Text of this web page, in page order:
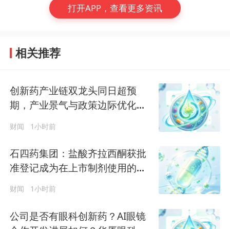
打开APP，查看更多资讯
相关推荐
创新药产业链双龙头同日超预
期，产业景气与政策边际优化三
浪叠加，板块配置窗口显现
财闻 1小时前
石四药集团：盐酸齐拉西酮获批
准登记成为在上市制剂使用的原
财闻 1小时前
公司是否有眼科创新药？AI眼镜